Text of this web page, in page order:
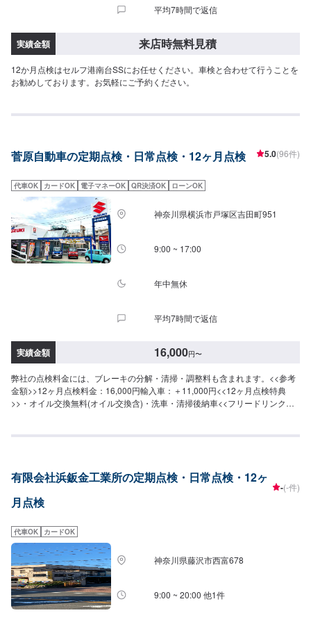
平均7時間で返信
実績金額 来店時無料見積
12か月点検はセルフ港南台SSにお任せください。車検と合わせて行うことを
お勧めしております。お気軽にご予約ください。
菅原自動車の定期点検・日常点検・12ヶ月点検 5.0(96件)
代車OK カードOK 電子マネーOK QR決済OK ローンOK
神奈川県横浜市戸塚区吉田町951
9:00 ~ 17:00
年中無休
平均7時間で返信
実績金額 16,000円〜
弊社の点検料金には、ブレーキの分解・清掃・調整料も含まれます。<<参考
金額>>12ヶ月点検料金：16,000円輸入車：＋11,000円<<12ヶ月点検特典
>>・オイル交換無料(オイル交換含)・洗車・清掃後納車<<フリードリンクや
数在籍>>自動車検査員が5名、二級整備士が5名、車体整備士が1名と、多数
待ちしております！
有限会社浜鈑金工業所の定期点検・日常点検・12ヶ
月点検
-(-件)
代車OK カードOK
神奈川県藤沢市西富678
9:00 ~ 20:00 他1件